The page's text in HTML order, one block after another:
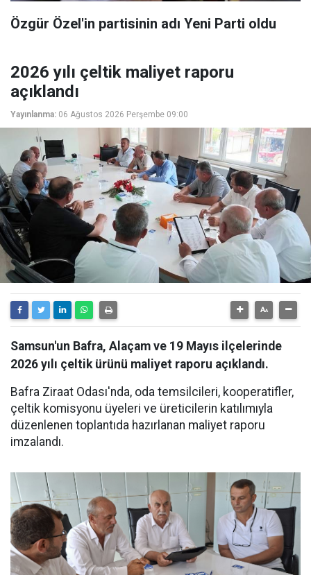
Özgür Özel'in partisinin adı Yeni Parti oldu
2026 yılı çeltik maliyet raporu
açıklandı
Yayınlanma: 06 Ağustos 2026 Perşembe 09:00
Samsun'un Bafra, Alaçam ve 19 Mayıs ilçelerinde
2026 yılı çeltik ürünü maliyet raporu açıklandı.
Bafra Ziraat Odası'nda, oda temsilcileri, kooperatifler,
çeltik komisyonu üyeleri ve üreticilerin katılımıyla
düzenlenen toplantıda hazırlanan maliyet raporu
imzalandı.